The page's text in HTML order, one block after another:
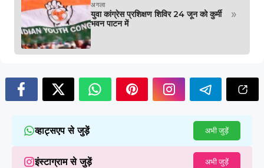
अगला
युवा कांग्रेस प्रशिक्षण शिविर 24 जून को कुर्मी
भवन पाटन में
»
व्हाट्सएप से जुड़ें अभी जुड़ें
इंस्टाग्राम से जुड़ें अभी जुड़ें